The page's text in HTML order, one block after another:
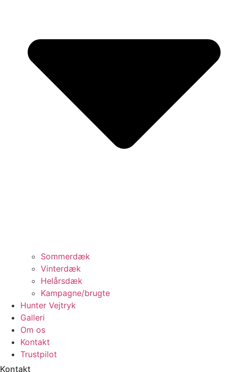
Sommerdæk
Vinterdæk
Helårsdæk
Kampagne/brugte
Hunter Vejtryk
Galleri
Om os
Kontakt
Trustpilot
Kontakt